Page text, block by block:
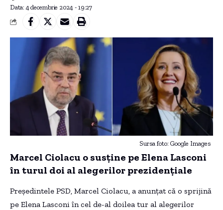
Data: 4 decembrie 2024 - 19:27
Sursa foto: Google Images
Marcel Ciolacu o susține pe Elena Lasconi
în turul doi al alegerilor prezidențiale
Președintele PSD, Marcel Ciolacu, a anunțat că o sprijină
pe Elena Lasconi în cel de-al doilea tur al alegerilor